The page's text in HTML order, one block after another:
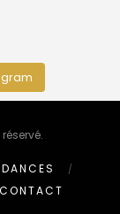
CONTACT